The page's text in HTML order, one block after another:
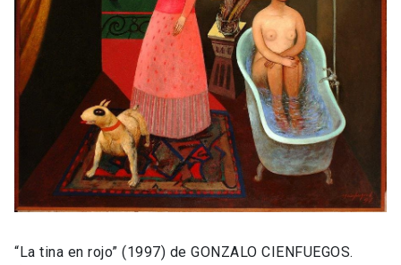
“La tina en rojo” (1997) de GONZALO CIENFUEGOS.